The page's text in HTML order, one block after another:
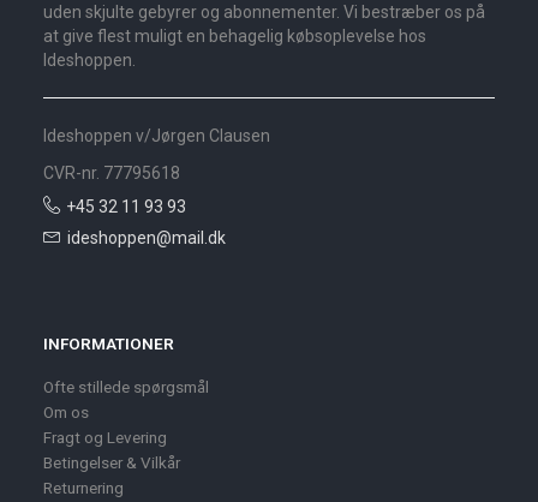
uden skjulte gebyrer og abonnementer. Vi bestræber os på
at give flest muligt en behagelig købsoplevelse hos
Ideshoppen.
Ideshoppen v/Jørgen Clausen
CVR-nr. 77795618
+45 32 11 93 93
ideshoppen@mail.dk
INFORMATIONER
Ofte stillede spørgsmål
Om os
Fragt og Levering
Betingelser & Vilkår
Returnering